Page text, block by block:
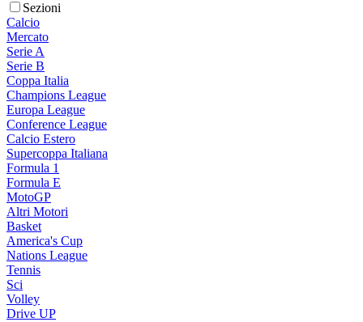
Sezioni
Calcio
Mercato
Serie A
Serie B
Coppa Italia
Champions League
Europa League
Conference League
Calcio Estero
Supercoppa Italiana
Formula 1
Formula E
MotoGP
Altri Motori
Basket
America's Cup
Nations League
Tennis
Sci
Volley
Drive UP